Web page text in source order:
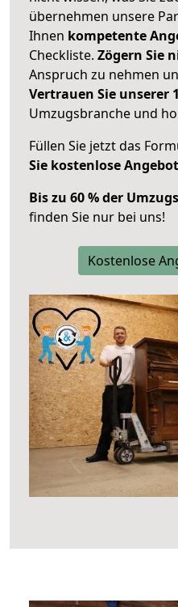
übernehmen unsere
Ihnen kompetente
Checkliste. Zögern Sie
Anspruch zu nehmen
Vertrauen Sie unserer
Umzugsbranche und
Füllen Sie jetzt das
Sie kostenlose
Bis zu 60 % der
finden Sie nur bei uns!
Kostenlose